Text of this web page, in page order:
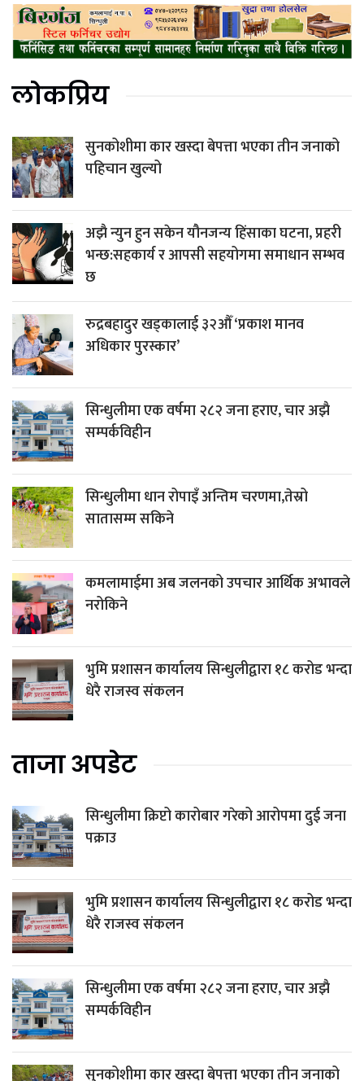
लोकप्रिय
सुनकोशीमा कार खस्दा बेपत्ता भएका तीन जनाको
पहिचान खुल्यो
अझै न्युन हुन सकेन यौनजन्य हिंसाका घटना, प्रहरी
भन्छ:सहकार्य र आपसी सहयोगमा समाधान सम्भव
छ
रुद्रबहादुर खड्कालाई ३२औँ ‘प्रकाश मानव
अधिकार पुरस्कार’
सिन्धुलीमा एक वर्षमा २८२ जना हराए, चार अझै
सम्पर्कविहीन
सिन्धुलीमा धान रोपाइँ अन्तिम चरणमा,तेस्रो
सातासम्म सकिने
कमलामाईमा अब जलनको उपचार आर्थिक अभावले
नरोकिने
भुमि प्रशासन कार्यालय सिन्धुलीद्वारा १८ करोड भन्दा
धेरै राजस्व संकलन
ताजा अपडेट
सिन्धुलीमा क्रिप्टो कारोबार गरेको आरोपमा दुई जना
पक्राउ
भुमि प्रशासन कार्यालय सिन्धुलीद्वारा १८ करोड भन्दा
धेरै राजस्व संकलन
सिन्धुलीमा एक वर्षमा २८२ जना हराए, चार अझै
सम्पर्कविहीन
सुनकोशीमा कार खस्दा बेपत्ता भएका तीन जनाको